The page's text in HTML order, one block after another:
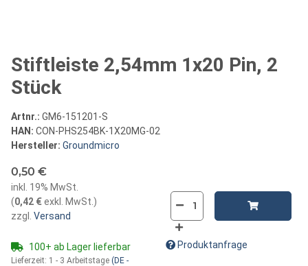
Stiftleiste 2,54mm 1x20 Pin, 2
Stück
Artnr.: GM6-151201-S
HAN: CON-PHS254BK-1X20MG-02
Hersteller: Groundmicro
0,50 €
inkl. 19% MwSt.
(0,42 €exkl. MwSt. )
zzgl.
Versand
100+ ab Lager lieferbar
Lieferzeit: 1 - 3 Arbeitstage (DE -
Produktanfrage